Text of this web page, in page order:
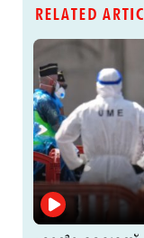
RELATED